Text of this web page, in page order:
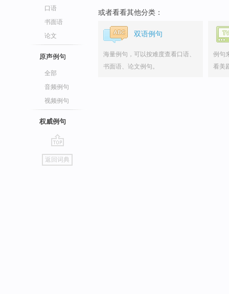
口语
书面语
论文
原声例句
全部
音频例句
视频例句
权威例句
go
top
返回词典
或者看看其他分类：
双语例句
海量例句，可以按难度查看口语、
书面语、论文例句。
例句
看美